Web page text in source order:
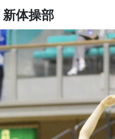
新体操部